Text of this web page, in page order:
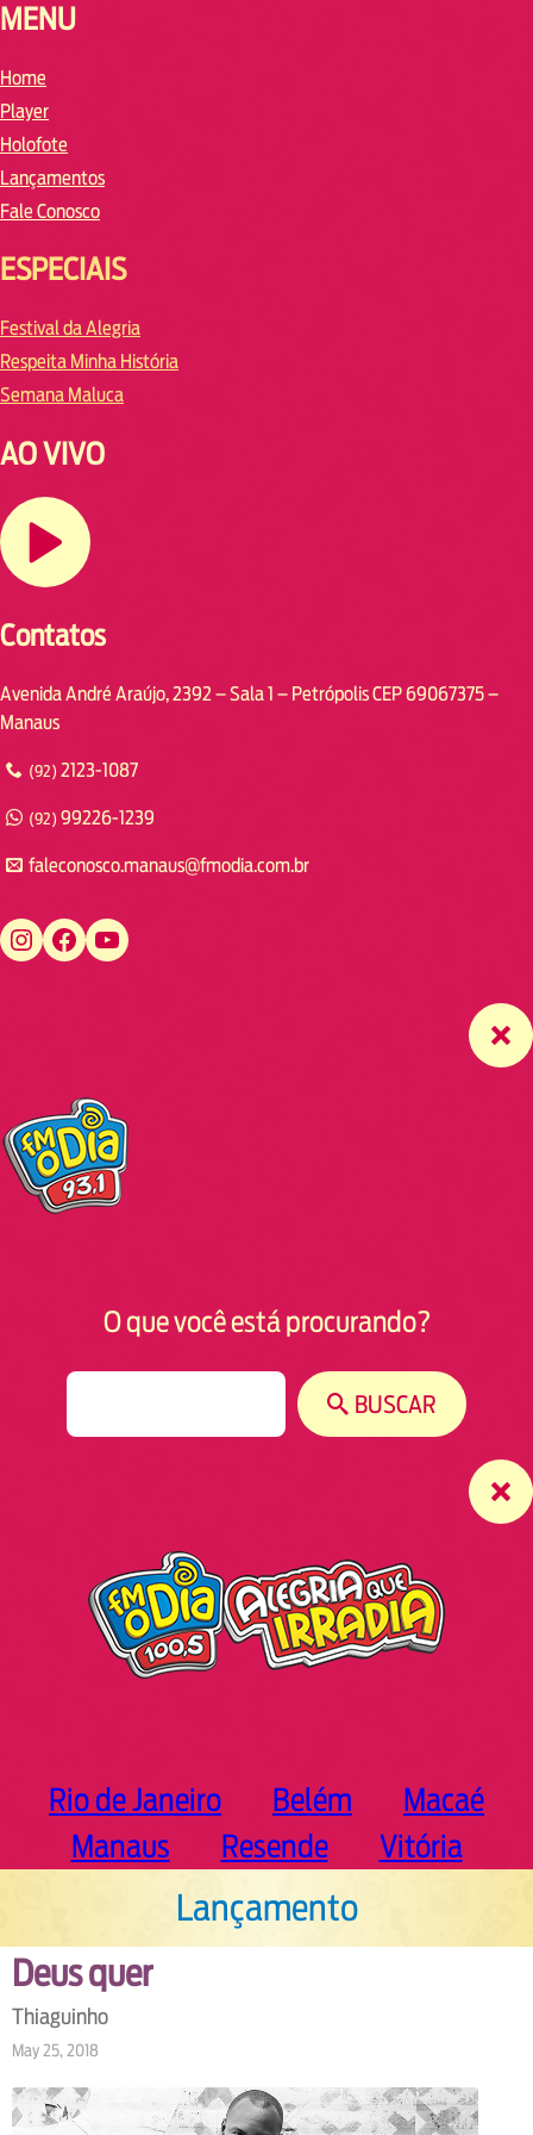
MENU
Home
Player
Holofote
Lançamentos
Fale Conosco
ESPECIAIS
Festival da Alegria
Respeita Minha História
Semana Maluca
AO VIVO
Contatos
Avenida André Araújo, 2392 – Sala 1 – Petrópolis CEP 69067375 –
Manaus
(92) 2123-1087
(92) 99226-1239
faleconosco.manaus@fmodia.com.br
https://www.instagram.com/fmodiamanaus/ https://www.facebook.com/fmodiamanaus https://www.youtube.com/user/radiofmodia
O que você está procurando?
BUSCAR
Rio de Janeiro Belém
Macaé
Manaus
Resende Vitória
Lançamento
Deus quer
Thiaguinho
May 25, 2018